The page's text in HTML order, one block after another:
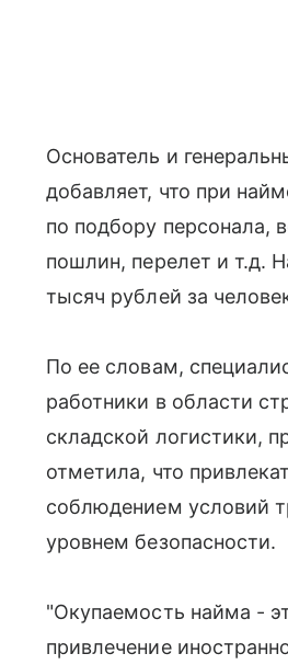
Основатель и
добавляет, что при
по подбору персонала,
пошлин, перелет и т.д.
тысяч рублей за
По ее словам,
работники в области
складской логистики,
отметила, что
соблюдением условий
уровнем безопасности.
"Окупаемость найма -
привлечение